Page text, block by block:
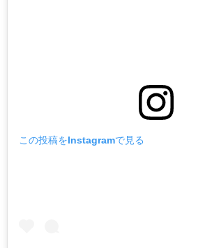
この投稿をInstagramで見る